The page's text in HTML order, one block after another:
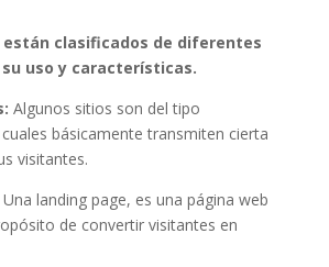
están clasificados de diferentes
uso y características.
Algunos sitios son del tipo
básicamente transmiten cierta
visitantes.
Una landing page, es una página web
de convertir visitantes en